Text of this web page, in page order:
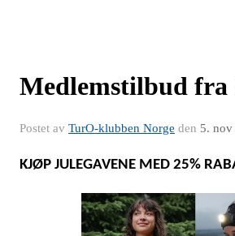
Medlemstilbud fra
Postet av TurO-klubben Norge den 5. nov
KJØP JULEGAVENE MED 25%